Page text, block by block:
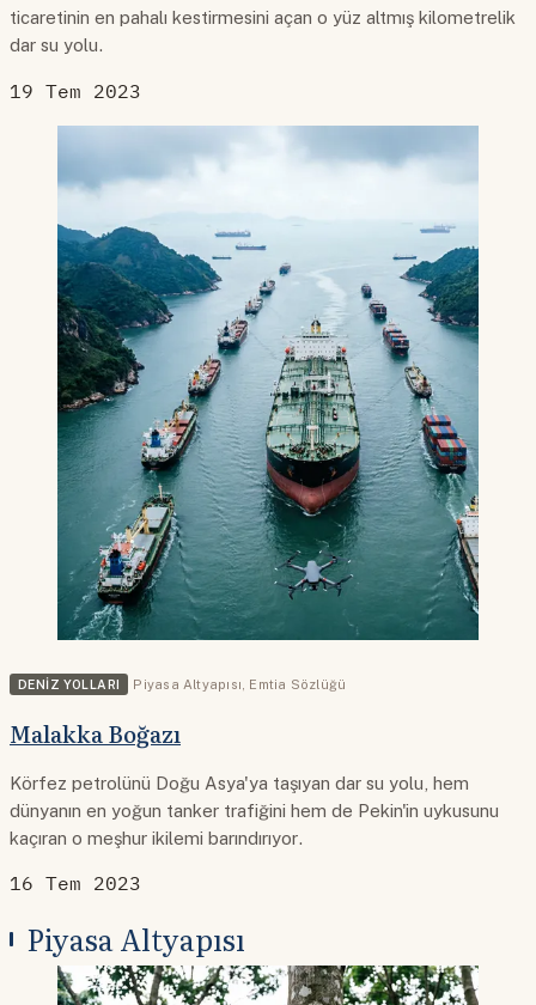
ticaretinin en pahalı kestirmesini açan o yüz altmış kilometrelik
dar su yolu.
19 Tem 2023
DENIZ YOLLARI Piyasa Altyapısı Emtia Sözlüğü
Malakka Boğazı
Körfez petrolünü Doğu Asya'ya taşıyan dar su yolu, hem
dünyanın en yoğun tanker trafiğini hem de Pekin'in uykusunu
kaçıran o meşhur ikilemi barındırıyor.
16 Tem 2023
Piyasa Altyapısı